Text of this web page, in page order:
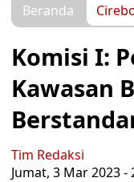
Beranda
Komisi I:
Kawasan
Tim Redaksi
Jumat, 3 Mar 2023 -